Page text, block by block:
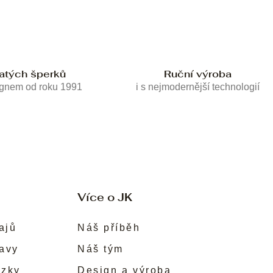
šperků
od roku 1991
Ruční výroba
i s nejmodernější technologií
Více o JK
Náš příběh
Náš tým
Design a výroba